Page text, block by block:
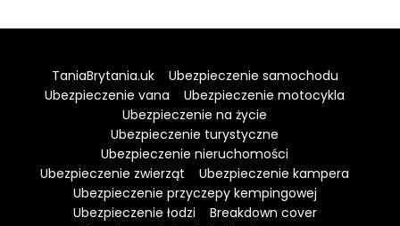
TaniaBrytania.uk
Ubezpieczenie samochodu
Ubezpieczenie vana
Ubezpieczenie motocykla
Ubezpieczenie na życie
Ubezpieczenie turystyczne
Ubezpieczenie nieruchomości
Ubezpieczenie zwierząt
Ubezpieczenie kampera
Ubezpieczenie przyczepy kempingowej
Ubezpieczenie łodzi
Breakdown cover